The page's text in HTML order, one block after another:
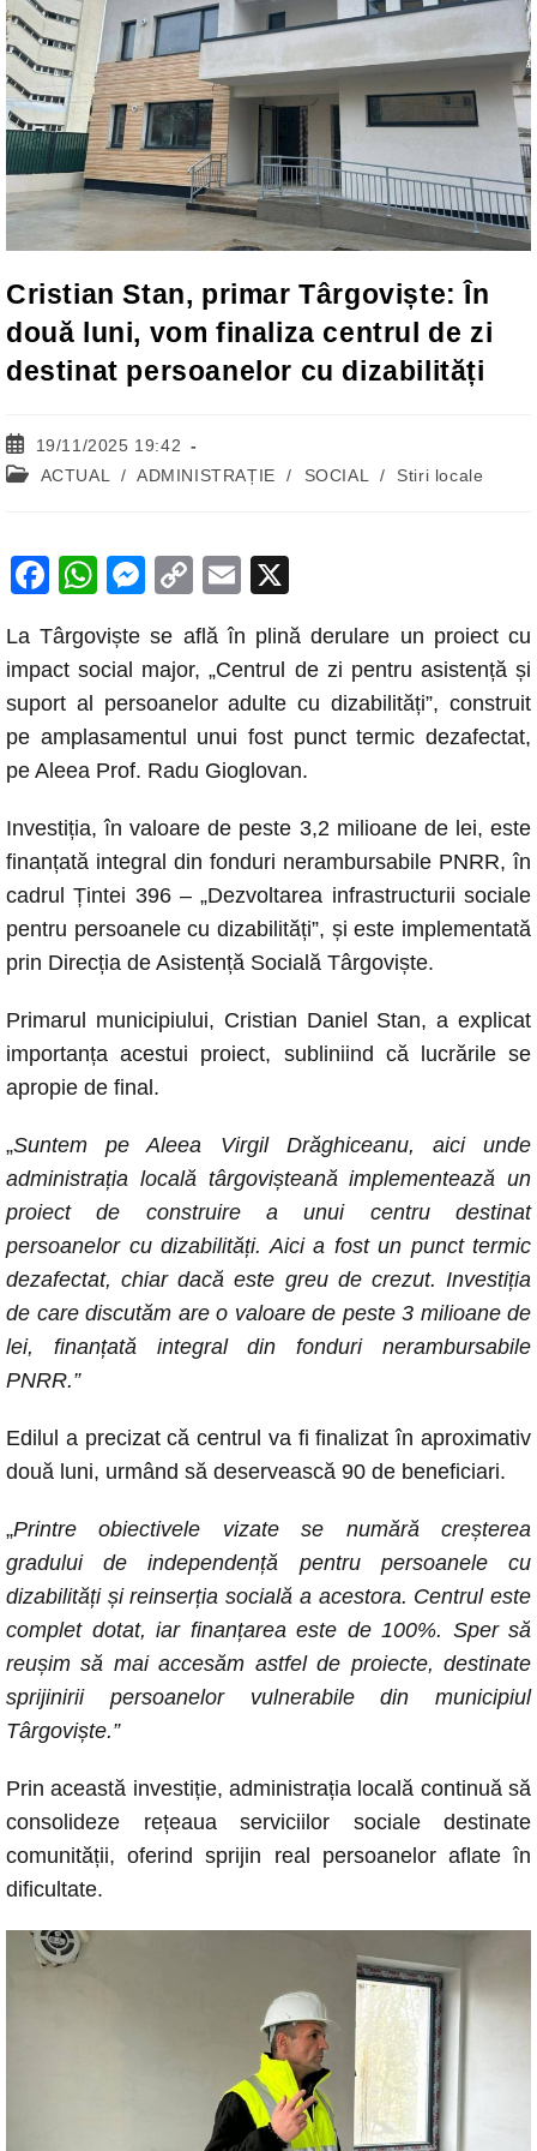
Cristian Stan, primar Târgoviște: În
două luni, vom finaliza centrul de zi
destinat persoanelor cu dizabilități
Post
published:
19/11/2025 19:42
Post ACTUAL / ADMINISTRAȚIE / SOCIAL / Stiri locale
F
c
e
b
o
k
W
at
s
A
p
M
ss
e
n
g
C
p
y
Li
n
E
ail
La Târgoviște se află în plină derulare un proiect cu
impact social major, „Centrul de zi pentru asistență și
suport al persoanelor adulte cu dizabilități”, construit
pe amplasamentul unui fost punct termic dezafectat,
pe Aleea Prof. Radu Gioglovan.
Investiția, în valoare de peste 3,2 milioane de lei, este
finanțată integral din fonduri nerambursabile PNRR, în
cadrul Țintei 396 – „Dezvoltarea infrastructurii sociale
pentru persoanele cu dizabilități”, și este implementată
prin Direcția de Asistență Socială Târgoviște.
Primarul municipiului, Cristian Daniel Stan, a explicat
importanța acestui proiect, subliniind că lucrările se
apropie de final.
„Suntem pe Aleea Virgil Drăghiceanu, aici unde
administrația locală târgovișteană implementează un
proiect de construire a unui centru destinat
persoanelor cu dizabilități. Aici a fost un punct termic
dezafectat, chiar dacă este greu de crezut. Investiția
de care discutăm are o valoare de peste 3 milioane de
lei, finanțată integral din fonduri nerambursabile
PNRR.”
Edilul a precizat că centrul va fi finalizat în aproximativ
două luni, urmând să deservească 90 de beneficiari.
„Printre obiectivele vizate se numără creșterea
gradului de independență pentru persoanele cu
dizabilități și reinserția socială a acestora. Centrul este
complet dotat, iar finanțarea este de 100%. Sper să
reușim să mai accesăm astfel de proiecte, destinate
sprijinirii persoanelor vulnerabile din municipiul
Târgoviște.”
Prin această investiție, administrația locală continuă să
consolideze rețeaua serviciilor sociale destinate
comunității, oferind sprijin real persoanelor aflate în
dificultate.